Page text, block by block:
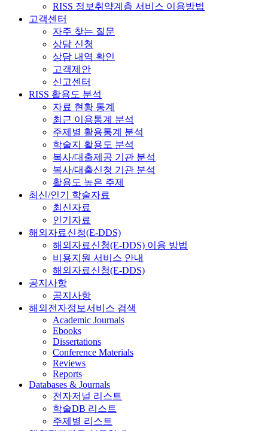
RISS 정보취약계층 서비스 이용방법
고객센터
자주 찾는 질문
상담 신청
상담 내역 확인
고객제안
신고센터
RISS 활용도 분석
자료 현황 통계
최근 이용통계 분석
주제별 활용통계 분석
학술지 활용도 분석
복사/대출제공 기관 분석
복사/대출신청 기관 분석
활용도 높은 주제
최신/인기 학술자료
최신자료
인기자료
해외자료신청(E-DDS)
해외자료신청(E-DDS) 이용 방법
비용지원 서비스 안내
해외자료신청(E-DDS)
공지사항
공지사항
해외전자정보서비스 검색
Academic Journals
Ebooks
Dissertations
Conference Materials
Reviews
Reports
Databases & Journals
전자저널 리스트
학술DB 리스트
주제별 리스트